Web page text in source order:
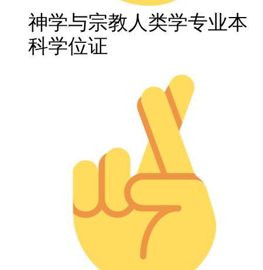
神学与宗教人类学专业本
科学位证